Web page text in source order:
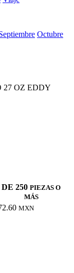
Octubre
27 OZ EDDY
DE 250 PIEZAS O
MÁS
MXN